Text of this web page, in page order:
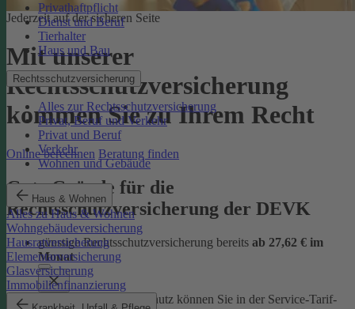
Privathaftpflicht
Dienst und Beruf
Tierhalter
Haus und Bau
Rechtsschutzversicherung
Alles zur Rechtsschutzversicherung
Privat, Beruf und Verkehr
Privat und Beruf
Verkehr
Wohnen und Gebäude
Haus & Wohnen
Alles zu Haus & Wohnen
Wohngebäudeversicherung
Hausratversicherung
Elementarversicherung
Glasversicherung
Immobilienfinanzierung
Jederzeit auf der sicheren Seite
Mit unserer
Rechtsschutzversicherung
kommen Sie zu Ihrem Recht
Online berechnen Beratung finden
Gute Gründe für die
Rechtsschutzversicherung der DEVK
günstige Rechtsschutzversicherung bereits ab 27,62 € im
Monat
Unseren Privatrechtsschutz können Sie in der Service-Tarif-